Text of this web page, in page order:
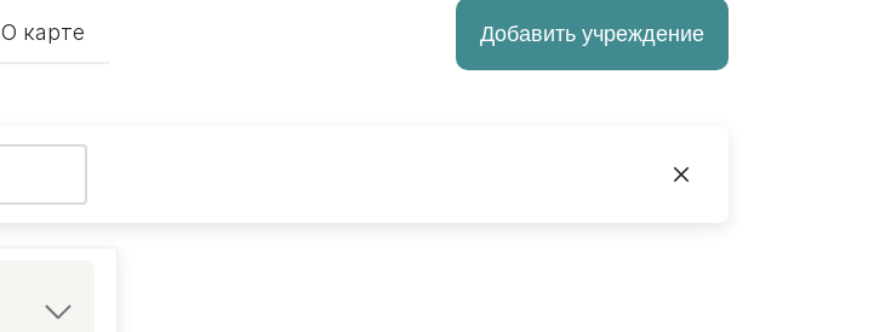
О карте Добавить учреждение